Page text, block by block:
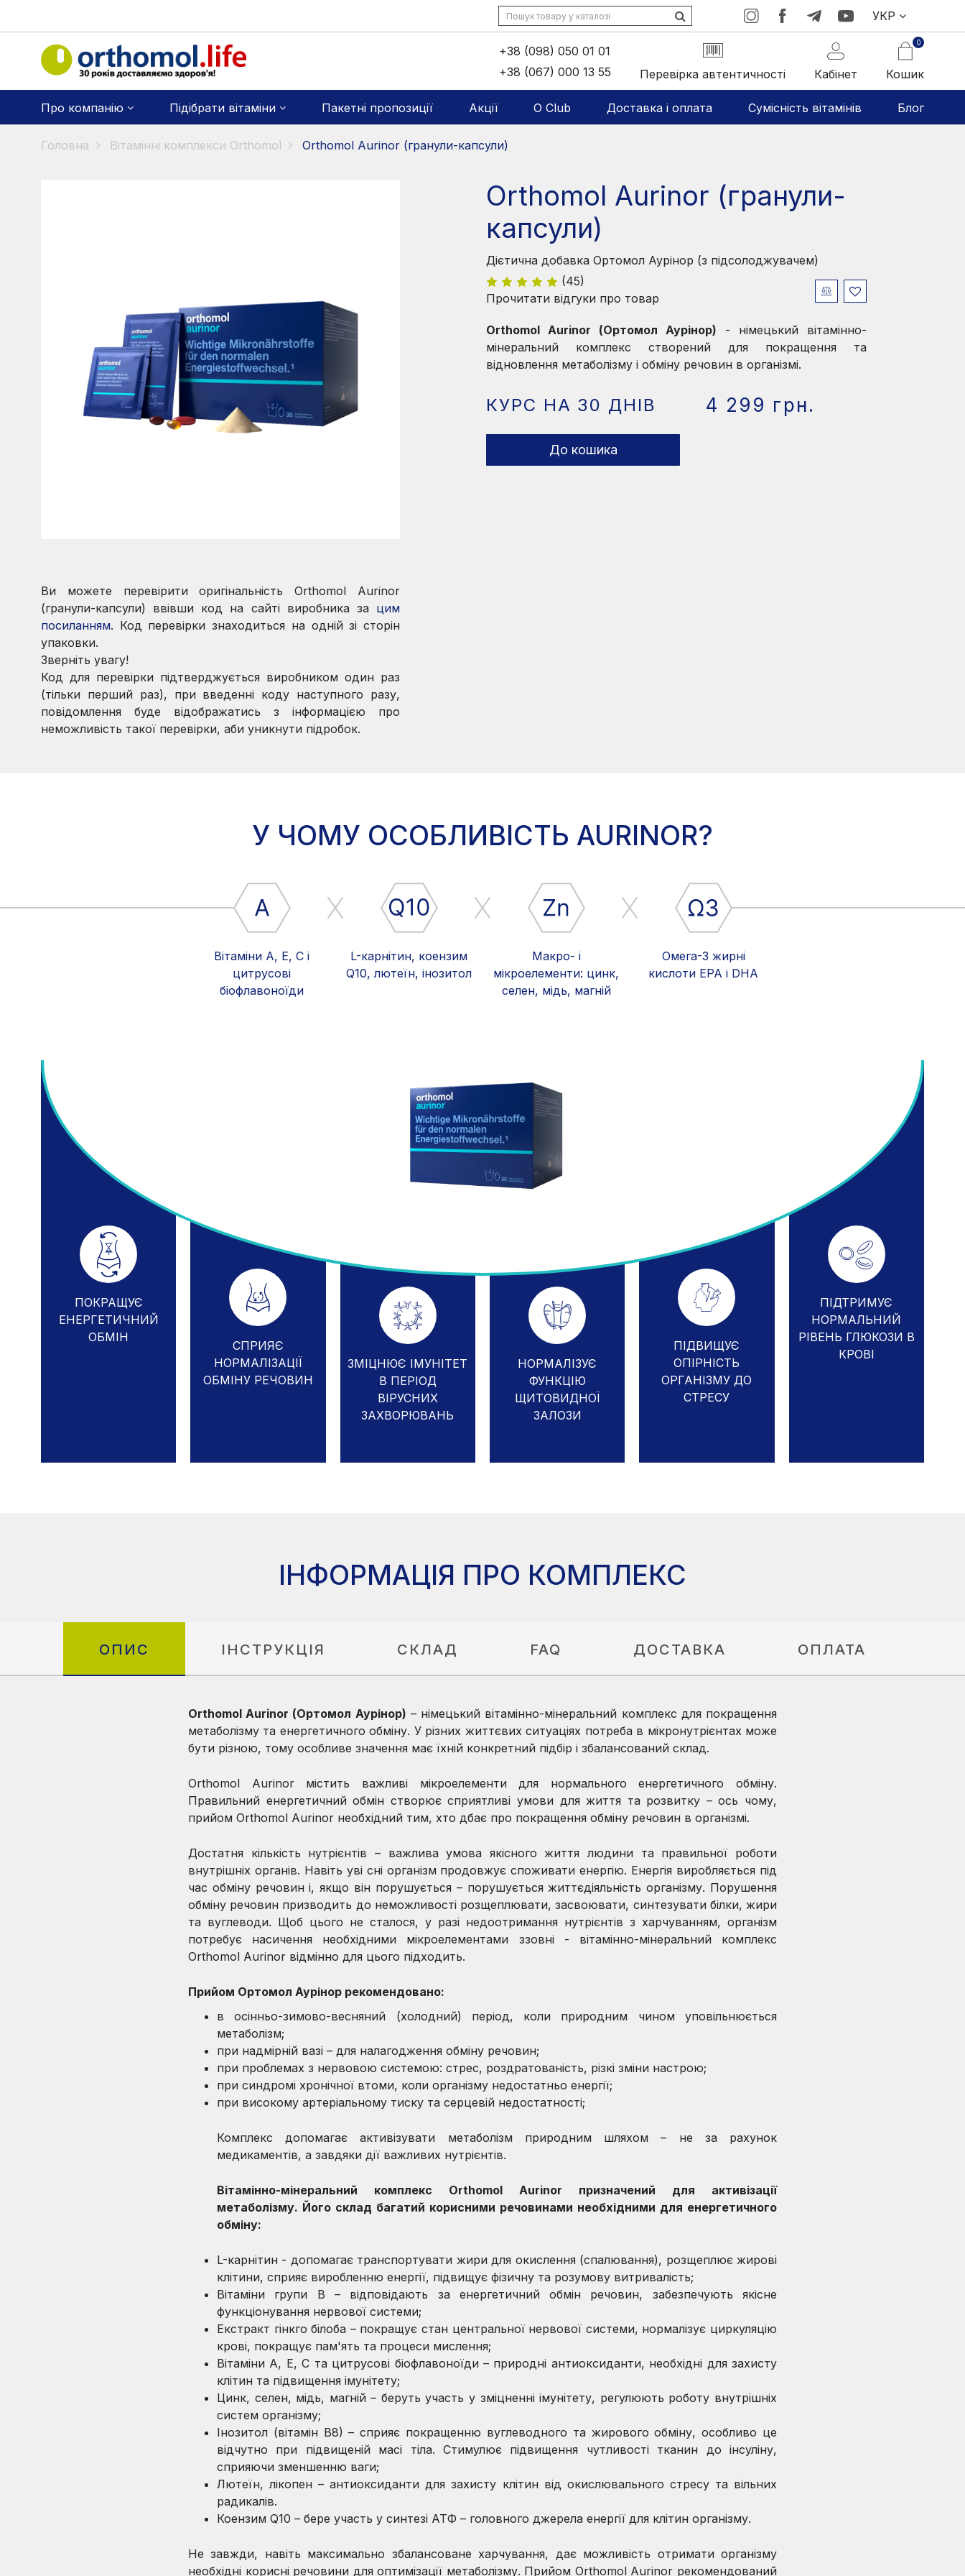
УКР
+38 (098) 050 01 01
+38 (067) 000 13 55
Перевірка автентичності Кабінет
0
Кошик
Про компанію Підібрати вітаміни Пакетні пропозиції Акції O Club Доставка і оплата Сумісність вітамінів Блог
Головна Вітамінні комплекси Orthomol Orthomol Aurinor (гранули-капсули)
Ви можете перевірити оригінальність Orthomol Aurinor
(гранули-капсули) ввівши код на сайті виробника за цим
посиланням. Код перевірки знаходиться на одній зі сторін
упаковки.
Зверніть увагу!
Код для перевірки підтверджується виробником один раз
(тільки перший раз), при введенні коду наступного разу,
повідомлення буде відображатись з інформацією про
неможливість такої перевірки, аби уникнути підробок.
Orthomol Aurinor (гранули-
капсули)
Дієтична добавка Ортомол Аурінор (з підсолоджувачем)
(45)
Прочитати відгуки про товар
Orthomol Aurinor (Ортомол Аурінор) - німецький вітамінно-
мінеральний комплекс створений для покращення та
відновлення метаболізму і обміну речовин в організмі.
КУРС НА 30 ДНІВ 4 299 грн.
До кошика
У ЧОМУ ОСОБЛИВІСТЬ AURINOR?
Вітаміни А, Е, С і
цитрусові
біофлавоноїди
L-карнітин, коензим
Q10, лютеїн, інозитол
Макро- і
мікроелементи: цинк,
селен, мідь, магній
Омега-3 жирні
кислоти EPA і DHA
ПОКРАЩУЄ
ЕНЕРГЕТИЧНИЙ
ОБМІН
СПРИЯЄ
НОРМАЛІЗАЦІЇ
ОБМІНУ РЕЧОВИН
ЗМІЦНЮЄ ІМУНІТЕТ
В ПЕРІОД
ВІРУСНИХ
ЗАХВОРЮВАНЬ
НОРМАЛІЗУЄ
ФУНКЦІЮ
ЩИТОВИДНОЇ
ЗАЛОЗИ
ПІДВИЩУЄ
ОПІРНІСТЬ
ОРГАНІЗМУ ДО
СТРЕСУ
ПІДТРИМУЄ
НОРМАЛЬНИЙ
РІВЕНЬ ГЛЮКОЗИ В
КРОВІ
ІНФОРМАЦІЯ ПРО КОМПЛЕКС
ОПИС ІНСТРУКЦІЯ СКЛАД FAQ ДОСТАВКА ОПЛАТА
Orthomol Aurinor (Ортомол Аурінор) – німецький вітамінно-мінеральний комплекс для покращення
метаболізму та енергетичного обміну. У різних життєвих ситуаціях потреба в мікронутрієнтах може
бути різною, тому особливе значення має їхній конкретний підбір і збалансований склад.
Orthomol Aurinor містить важливі мікроелементи для нормального енергетичного обміну.
Правильний енергетичний обмін створює сприятливі умови для життя та розвитку – ось чому,
прийом Orthomol Aurinor необхідний тим, хто дбає про покращення обміну речовин в організмі.
Достатня кількість нутрієнтів – важлива умова якісного життя людини та правильної роботи
внутрішніх органів. Навіть уві сні організм продовжує споживати енергію. Енергія виробляється під
час обміну речовин і, якщо він порушується – порушується життєдіяльність організму. Порушення
обміну речовин призводить до неможливості розщеплювати, засвоювати, синтезувати білки, жири
та вуглеводи. Щоб цього не сталося, у разі недоотримання нутрієнтів з харчуванням, організм
потребує насичення необхідними мікроелементами ззовні - вітамінно-мінеральний комплекс
Orthomol Aurinor відмінно для цього підходить.
Прийом Ортомол Аурінор рекомендовано:
в осінньо-зимово-весняний (холодний) період, коли природним чином уповільнюється
метаболізм;
при надмірній вазі – для налагодження обміну речовин;
при проблемах з нервовою системою: стрес, роздратованість, різкі зміни настрою;
при синдромі хронічної втоми, коли організму недостатньо енергії;
при високому артеріальному тиску та серцевій недостатності;
Комплекс допомагає активізувати метаболізм природним шляхом – не за рахунок
медикаментів, а завдяки дії важливих нутрієнтів.
Вітамінно-мінеральний комплекс Orthomol Aurinor призначений для активізації
метаболізму. Його склад багатий корисними речовинами необхідними для енергетичного
обміну:
L-карнітин - допомагає транспортувати жири для окислення (спалювання), розщеплює жирові
клітини, сприяє виробленню енергії, підвищує фізичну та розумову витривалість;
Вітаміни групи В – відповідають за енергетичний обмін речовин, забезпечують якісне
функціонування нервової системи;
Екстракт гінкго білоба – покращує стан центральної нервової системи, нормалізує циркуляцію
крові, покращує пам'ять та процеси мислення;
Вітаміни А, Е, С та цитрусові біофлавоноїди – природні антиоксиданти, необхідні для захисту
клітин та підвищення імунітету;
Цинк, селен, мідь, магній – беруть участь у зміцненні імунітету, регулюють роботу внутрішніх
систем організму;
Інозитол (вітамін В8) – сприяє покращенню вуглеводного та жирового обміну, особливо це
відчутно при підвищеній масі тіла. Стимулює підвищення чутливості тканин до інсуліну,
сприяючи зменшенню ваги;
Лютеїн, лікопен – антиоксиданти для захисту клітин від окислювального стресу та вільних
радикалів.
Коензим Q10 – бере участь у синтезі АТФ – головного джерела енергії для клітин організму.
Не завжди, навіть максимально збалансоване харчування, дає можливість отримати організму
необхідні корисні речовини для оптимізації метаболізму. Прийом Orthomol Aurinor рекомендований